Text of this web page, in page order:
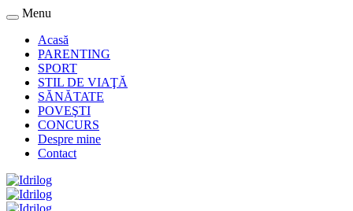
Menu
Acasă
PARENTING
SPORT
STIL DE VIAŢĂ
SĂNĂTATE
POVEŞTI
CONCURS
Despre mine
Contact